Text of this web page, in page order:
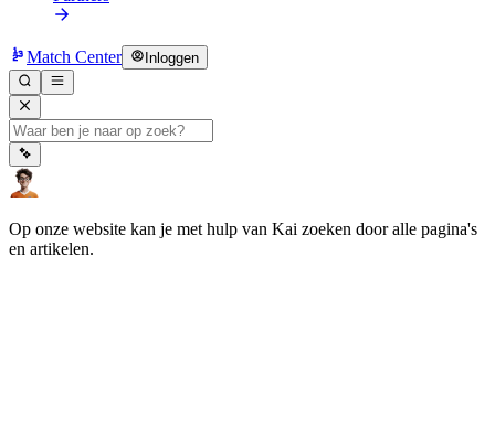
Match Center Inloggen
Op onze website kan je met hulp van Kai zoeken door alle pagina's
en artikelen.